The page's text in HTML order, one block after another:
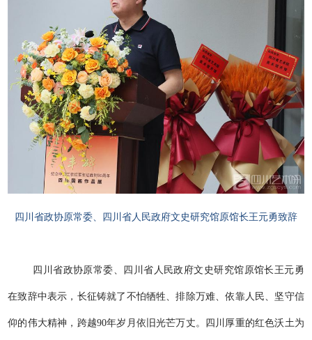
四川省政协原常委、四川省人民政府文史研究馆原馆长王元勇致辞
四川省政协原常委、四川省人民政府文史研究馆原馆长王元勇
在致辞中表示 ，长征铸就了不怕牺牲、排除万难、依靠人民、坚守信
仰的伟大精神，跨越90年岁月依旧光芒万丈。四川厚重的红色沃土为